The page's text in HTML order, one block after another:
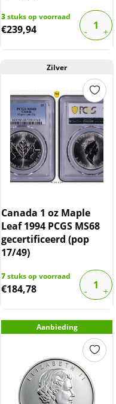
3stuks op voorraad
€239,94
Zilver
Canada 1 oz Maple
Leaf 1994 PCGS MS68
gecertificeerd (pop
17/49)
7stuks op voorraad
€184,78
Aanbieding